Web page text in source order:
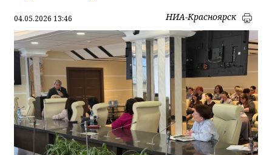
04.05.2026 13:46 НИА-Красноярск